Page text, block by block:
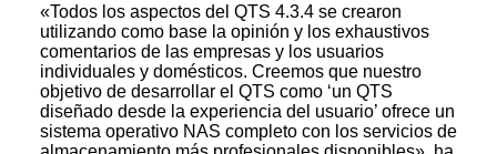
«Todos los aspectos del QTS 4.3.4 se crearon
utilizando como base la opinión y los exhaustivos
comentarios de las empresas y los usuarios
individuales y domésticos. Creemos que nuestro
objetivo de desarrollar el QTS como ‘un QTS
diseñado desde la experiencia del usuario’ ofrece un
sistema operativo NAS completo con los servicios de